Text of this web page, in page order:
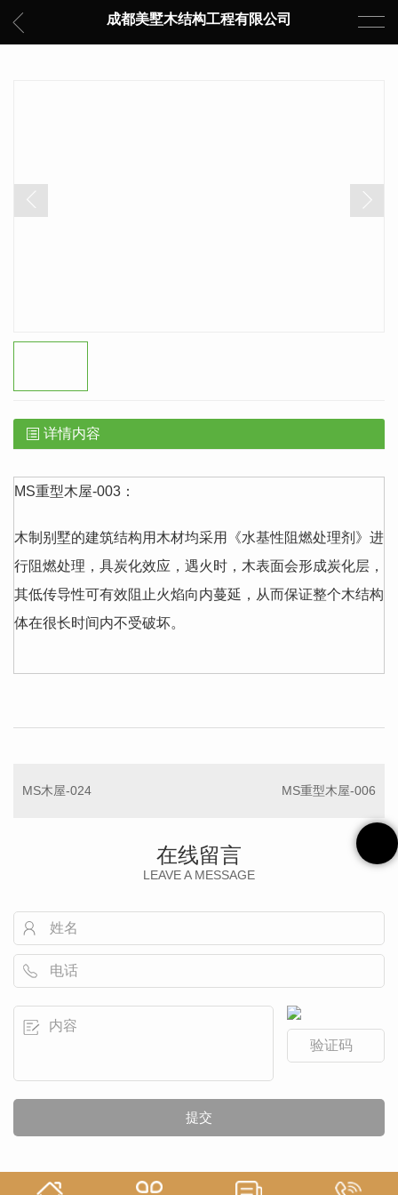
成都美墅木结构工程有限公司
详情内容
MS重型木屋-003：
木制别墅的建筑结构用木材均采用《水基性阻燃处理剂》进
行阻燃处理，具炭化效应，遇火时，木表面会形成炭化层，
其低传导性可有效阻止火焰向内蔓延，从而保证整个木结构
体在很长时间内不受破坏。
MS木屋-024 MS重型木屋-006
在线留言
LEAVE A MESSAGE